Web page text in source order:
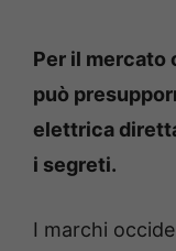
Per il mercato
può
elettrica
i segreti.
I marchi